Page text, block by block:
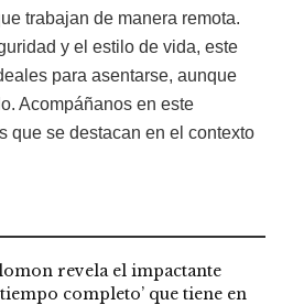
trabajan de manera remota.
y el estilo de vida, este
para asentarse, aunque
Acompáñanos en este
que se destacan en el contexto
revela el impactante
tiempo completo’ que tiene en